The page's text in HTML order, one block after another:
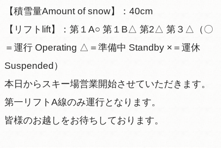
【積雪量Amount of snow】：40cm
【リフトlift】：第１A○ 第１B△ 第2△ 第３△（〇
＝運行 Operating △＝準備中 Standby ×＝運休
Suspended）
本日からスキー場営業開始させていただきます。
第一リフトA線のみ運行となります。
皆様のお越しをお待ちしております。